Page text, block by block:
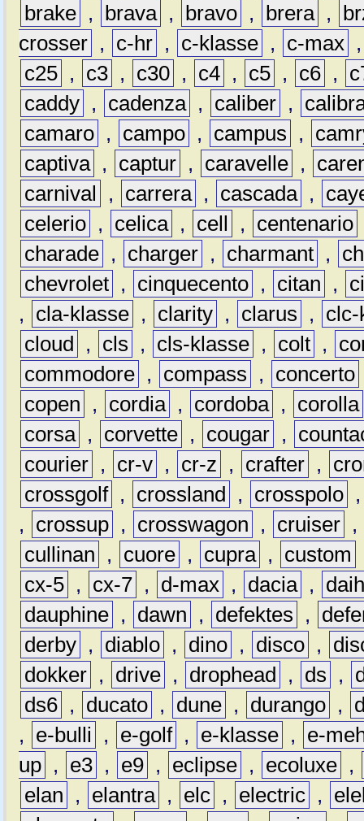
brake , brava , bravo , brera ,
crosser , c-hr , c-klasse , c-max
c25 , c3 , c30 , c4 , c5 , c6 ,
caddy , cadenza , caliber ,
camaro , campo , campus ,
captiva , captur , caravelle ,
carnival
, carrera , cascada ,
celerio , celica , cell , centenario
charade , charger , charmant ,
chevrolet , cinquecento , citan ,
,
cla-klasse , clarity , clarus ,
clc-
cloud
, cls , cls-klasse , colt ,
commodore , compass , concerto
copen
, cordia , cordoba ,
corolla
corsa , corvette , cougar ,
courier , cr-v , cr-z , crafter ,
crossgolf , crossland , crosspolo
,
crossup , crosswagon , cruiser ,
cullinan
, cuore , cupra , custom
cx-5 , cx-7 , d-max , dacia ,
dauphine , dawn , defektes ,
derby , diablo , dino , disco ,
dokker , drive , drophead , ds ,
ds6 , ducato , dune , durango ,
,
e-bulli , e-golf , e-klasse ,
e-
up , e3 , e9 , eclipse , ecoluxe ,
elan
, elantra , elc , electric ,